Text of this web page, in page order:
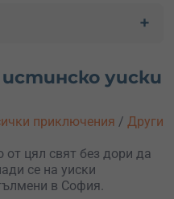
уиски
приключения / Други
от цял свят без дори да
се на уиски
в София.